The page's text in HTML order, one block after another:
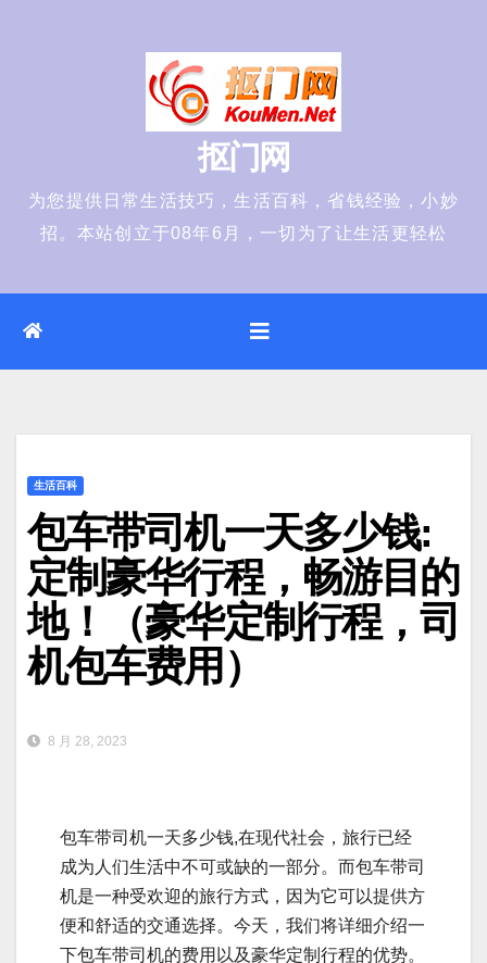
抠门网
为您提供日常生活技巧，生活百科，省钱经验，小妙
招。本站创立于08年6月，一切为了让生活更轻松
生活百科
包车带司机一天多少钱:
定制豪华行程，畅游目的
地！（豪华定制行程，司
机包车费用）
8 月 28, 2023
包车带司机一天多少钱,在现代社会，旅行已经
成为人们生活中不可或缺的一部分。而包车带司
机是一种受欢迎的旅行方式，因为它可以提供方
便和舒适的交通选择。今天，我们将详细介绍一
下包车带司机的费用以及豪华定制行程的优势。